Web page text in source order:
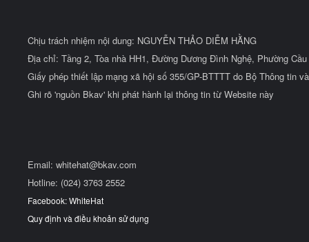
Chịu trách nhiệm nội dung: NGUYỄN THẢO DIỄM HẰNG
Địa chỉ: Tầng 2, Tòa nhà HH1, Đường Dương Đình Nghệ, Phường
Giấy phép thiết lập mạng xã hội số 355/GP-BTTTT do Bộ Thông tin
Ghi rõ 'nguồn Bkav' khi phát hành lại thông tin từ Website này
Email: whitehat@bkav.com
Hotline: (024) 3763 2552
Facebook: WhiteHat
Quy định và điều khoản sử dụng